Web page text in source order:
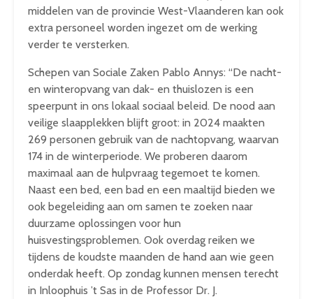
middelen van de provincie West-Vlaanderen kan ook
extra personeel worden ingezet om de werking
verder te versterken.
Schepen van Sociale Zaken Pablo Annys: “De nacht-
en winteropvang van dak- en thuislozen is een
speerpunt in ons lokaal sociaal beleid. De nood aan
veilige slaapplekken blijft groot: in 2024 maakten
269 personen gebruik van de nachtopvang, waarvan
174 in de winterperiode. We proberen daarom
maximaal aan de hulpvraag tegemoet te komen.
Naast een bed, een bad en een maaltijd bieden we
ook begeleiding aan om samen te zoeken naar
duurzame oplossingen voor hun
huisvestingsproblemen. Ook overdag reiken we
tijdens de koudste maanden de hand aan wie geen
onderdak heeft. Op zondag kunnen mensen terecht
in Inloophuis ’t Sas in de Professor Dr. J.